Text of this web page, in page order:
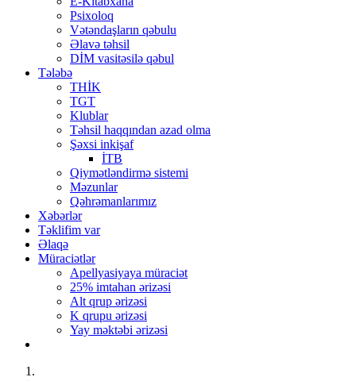
Psixoloq
Vətəndaşların qəbulu
Əlavə təhsil
DİM vasitəsilə qəbul
Tələbə
THİK
TGT
Klublar
Təhsil haqqından azad olma
Şəxsi inkişaf
İTB
Qiymətləndirmə sistemi
Məzunlar
Qəhrəmanlarımız
Xəbərlər
Təklifim var
Əlaqə
Müraciətlər
Apellyasiyaya müraciət
25% imtahan ərizəsi
Alt qrup ərizəsi
K qrupu ərizəsi
Yay məktəbi ərizəsi